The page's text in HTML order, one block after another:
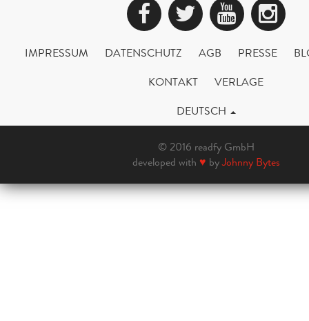
Facebook
Twitter
IMPRESSUM DATENSCHUTZ AGB PRESSE
KONTAKT
VERLAGE
DEUTSCH
© 2016 readfy GmbH
developed with ♥ byJohnny Bytes